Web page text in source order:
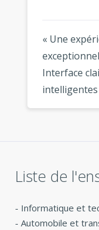
« Une
Interface
de modèles
Liste de
- Informatique et
- Automobile et